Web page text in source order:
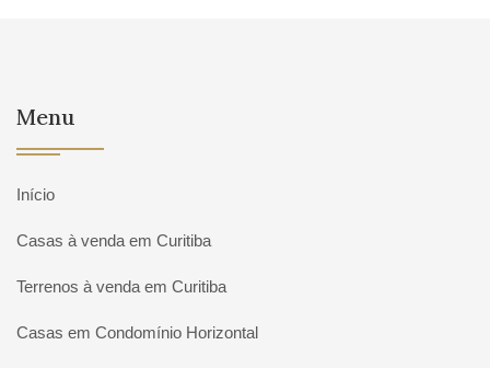
Menu
Início
Casas à venda em Curitiba
Terrenos à venda em Curitiba
Casas em Condomínio Horizontal